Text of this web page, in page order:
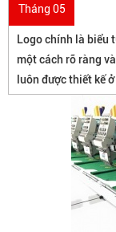
Tháng 05
Logo chính là biểu
một cách rõ ràng
luôn được thiết kế